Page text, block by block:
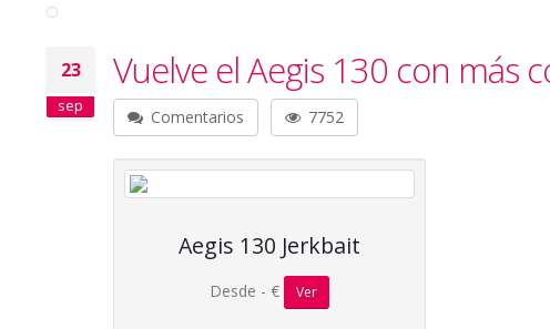
23
sep
Vuelve el Aegis 130 con más
Comentarios 7752
Aegis 130 Jerkbait
Desde - € Ver